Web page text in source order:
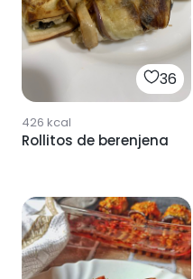
36
426 kcal
Rollitos de berenjena